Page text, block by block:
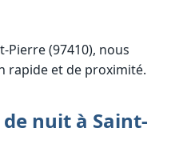
Pierre (97410), nous
rapide et de proximité.
nuit à Saint-